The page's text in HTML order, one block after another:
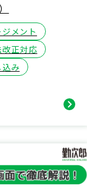
メント
改正対応
み